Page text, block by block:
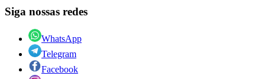
Siga nossas redes
WhatsApp
Telegram
Facebook